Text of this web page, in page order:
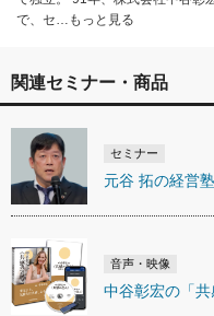
で、セ…もっと見る
関連セミナー・商品
セミナー
元谷 拓の経営
音声・映像
中谷彰宏の「共